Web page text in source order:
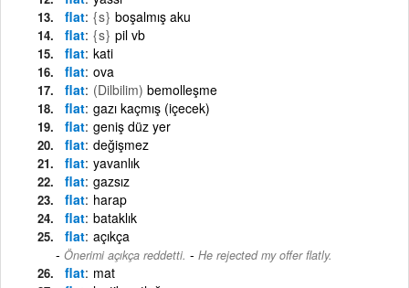
flat {s} boşalmış aku
flat {s} pil vb
flat kati
flat ova
flat (Dilbilim) bemolleşme
flat gazı kaçmış (içecek)
flat geniş düz yer
flat değişmez
flat yavanlık
flat gazsız
flat harap
flat bataklık
flat açıkça
Önerimi açıkça reddetti. - He rejected my offer flatly.
flat mat